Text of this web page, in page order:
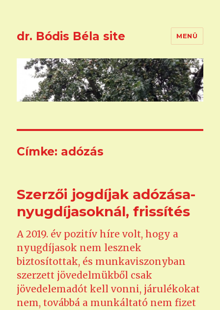
dr. Bódis Béla site MENÜ
Címke: adózás
Szerzői jogdíjak adózása-
nyugdíjasoknál, frissítés
A 2019. év pozitív híre volt, hogy a
nyugdíjasok nem lesznek
biztosítottak, és munkaviszonyban
szerzett jövedelmükből csak
jövedelemadót kell vonni, járulékokat
nem, továbbá a munkáltató nem fizet